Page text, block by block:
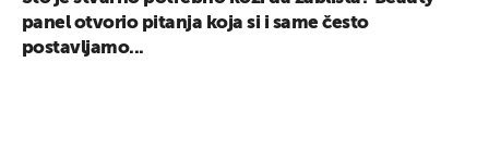
panel otvorio pitanja koja si i same često
postavljamo...